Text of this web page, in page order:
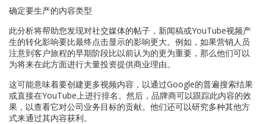
确定要生产的内容类型
此分析将帮助您发现对社交媒体的帖子，新闻稿或YouTube视频产
生的转化影响要比最终点击显示的影响更大。例如，如果营销人员
注意到客户旅程的早期阶段比以前认为的更为重要，那么他们可以
为将来在此方面进行大量投资提供商业理由。
这可能意味着要创建更多视频内容，以通过Google的普遍搜索结果
或直接在YouTube上进行排名。然后，品牌商可以跟踪此内容的效
果，以查看它对公司业务目标的贡献。他们还可以研究多种其他方
式来通过其内容获利。